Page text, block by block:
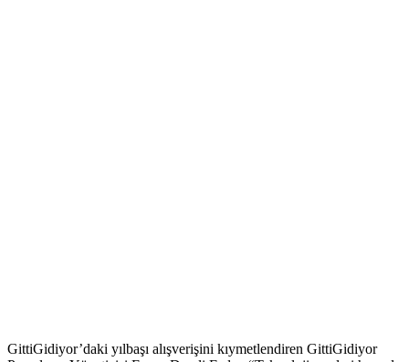
GittiGidiyor’daki yılbaşı alışverişini kıymetlendiren GittiGidiyor